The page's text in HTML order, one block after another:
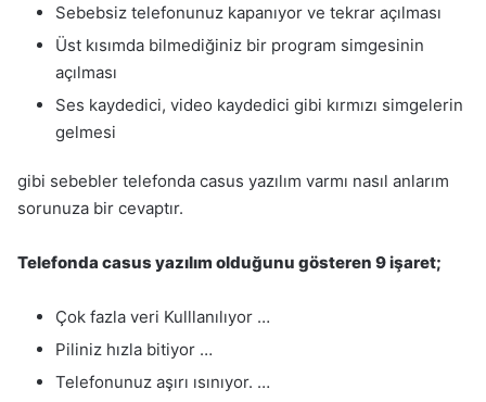
Sebebsiz telefonunuz kapanıyor ve tekrar açılması
Üst kısımda bilmediğiniz bir program simgesinin
açılması
Ses kaydedici, video kaydedici gibi kırmızı simgelerin
gelmesi
gibi sebebler telefonda casus yazılım varmı nasıl anlarım
sorunuza bir cevaptır.
Telefonda casus yazılım olduğunu gösteren 9 işaret;
Çok fazla veri Kulllanılıyor …
Piliniz hızla bitiyor …
Telefonunuz aşırı ısınıyor. …